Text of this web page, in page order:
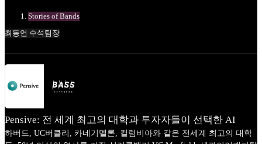
Stories of Bands
최동언 수석팀장
Pensive: 전 세계 최고의 대학과 투자자들이 선택한 AI
하버드, UC버클리, 카네기멜론, 컬럼비아와 같은 전세계 최고의 대학